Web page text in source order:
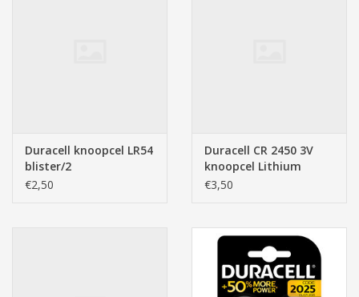
Duracell knoopcel LR54
blister/2
€2,50
Duracell CR 2450 3V
knoopcel Lithium
€3,50